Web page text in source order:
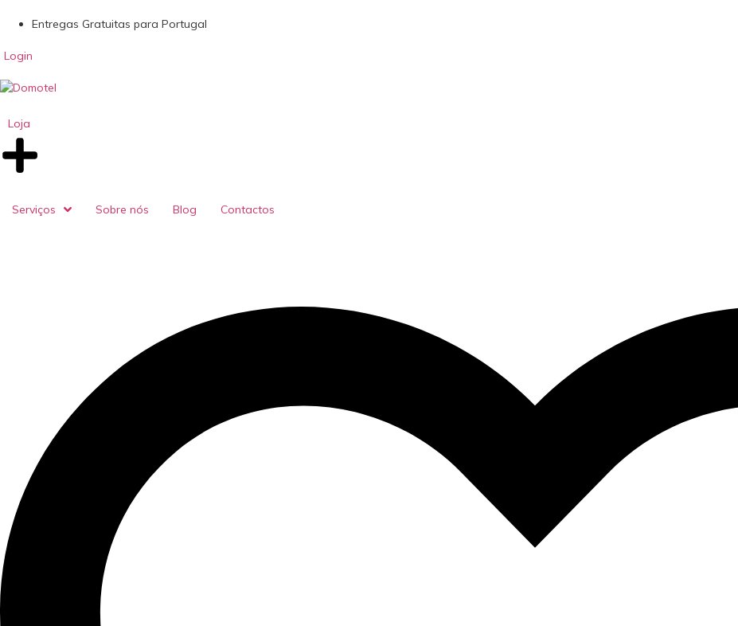
Entregas Gratuitas para Portugal
Login
Loja
Serviços Sobre nós Blog Contactos